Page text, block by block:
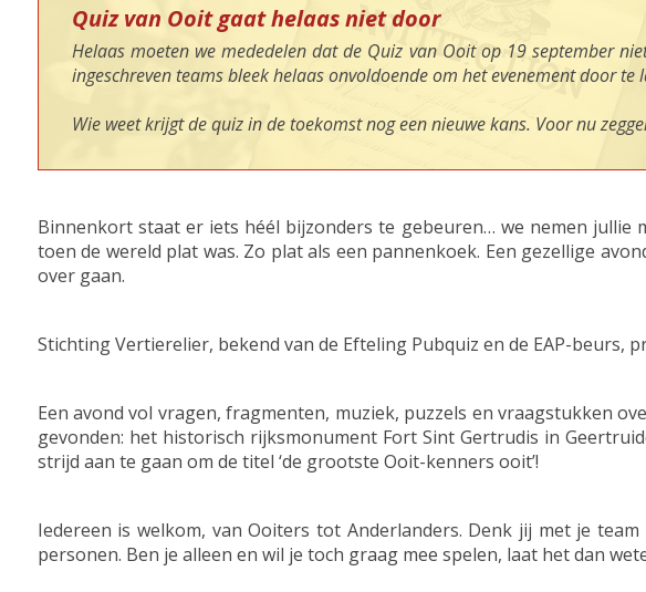
Quiz van Ooit gaat helaas niet door
Helaas moeten we mededelen dat de Quiz van Ooit op 19 september
ingeschreven teams bleek helaas onvoldoende om het evenement door te
Wie weet krijgt de quiz in de toekomst nog een nieuwe kans. Voor nu
Binnenkort staat er iets héél bijzonders te gebeuren… we nemen jullie
toen de wereld plat was. Zo plat als een pannenkoek. Een gezellige
over gaan.
Stichting Vertierelier, bekend van de Efteling Pubquiz en de EAP-beurs,
Een avond vol vragen, fragmenten, muziek, puzzels en vraagstukken
gevonden: het historisch rijksmonument Fort Sint Gertrudis in
strijd aan te gaan om de titel ‘de grootste Ooit-kenners ooit’!
Iedereen is welkom, van Ooiters tot Anderlanders. Denk jij met je
personen. Ben je alleen en wil je toch graag mee spelen, laat het dan